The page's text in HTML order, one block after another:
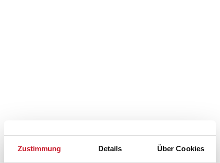
Zustimmung Details Über Cookies